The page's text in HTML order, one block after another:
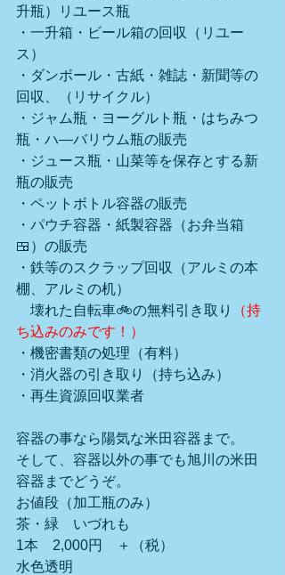
升瓶）リユース瓶
・一升箱・ビール箱の回収（リユー
ス）
・ダンボール・古紙・雑誌・新聞等の
回収、（リサイクル）
・ジャム瓶・ヨーグルト瓶・はちみつ
瓶・ハ―バリウム瓶の販売
・ジュース瓶・山菜等を保存とする新
瓶の販売
・ペットボトル容器の販売
・パウチ容器・紙製容器（お弁当箱
🍱）の販売
・鉄等のスクラップ回収（アルミの本
棚、アルミの机）
壊れた自転車🚲の無料引き取り
（持
ち込みのみです！）
・機密書類の処理（有料）
・消火器の引き取り（持ち込み）
・再生資源回収業者
容器の事なら陽気な米田容器まで。
そして、容器以外の事でも旭川の米田
容器までどうぞ。
お値段（加工瓶のみ）
茶・緑　いづれも
1本　2,000円　＋（税）
水色透明